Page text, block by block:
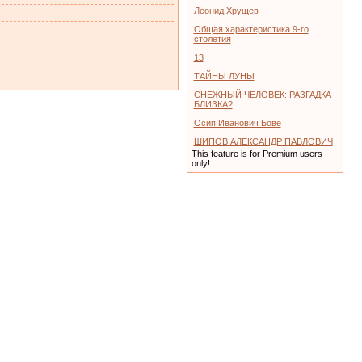
Леонид Хрущев
Общая характеристика 9-го
столетия
13
ТАЙНЫ ЛУНЫ
СНЕЖНЫЙ ЧЕЛОВЕК: РАЗГАДКА
БЛИЗКА?
Осип Иванович Бове
ШИПОВ АЛЕКСАНДР ПАВЛОВИЧ
This feature is for Premium users
only!